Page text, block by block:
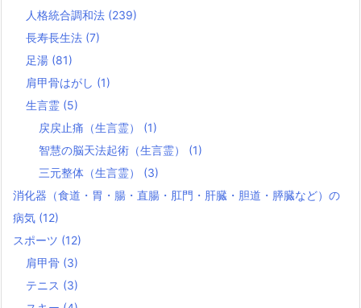
人格統合調和法 (239)
長寿長生法 (7)
足湯 (81)
肩甲骨はがし (1)
生言霊 (5)
戻戻止痛（生言霊） (1)
智慧の脳天法起術（生言霊） (1)
三元整体（生言霊） (3)
消化器（食道・胃・腸・直腸・肛門・肝臓・胆道・膵臓など）の
病気 (12)
スポーツ (12)
肩甲骨 (3)
テニス (3)